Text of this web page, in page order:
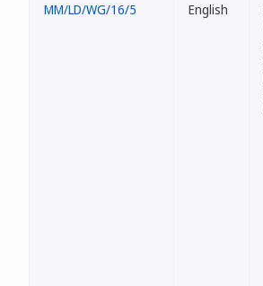
MM/LD/WG/16/5 English